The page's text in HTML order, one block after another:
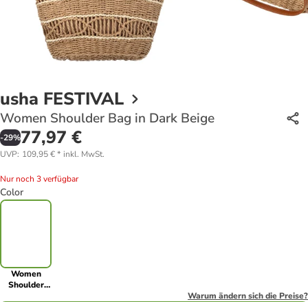
usha FESTIVAL
Women Shoulder Bag in Dark Beige
-29%77,97 €
UVP: 109,95 €* inkl. MwSt.
Nur noch 3 verfügbar
Color
Women
Shoulder
Warum ändern sich die Preise?